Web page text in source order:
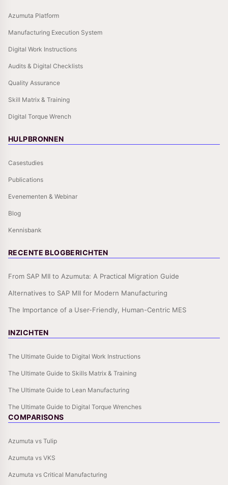
Azumuta Platform
Manufacturing Execution System
Digital Work Instructions
Audits & Digital Checklists
Quality Assurance
Skill Matrix & Training
Digital Torque Wrench
HULPBRONNEN
Casestudies
Publications
Evenementen & Webinar
Blog
Kennisbank
RECENTE BLOGBERICHTEN
From SAP MII to Azumuta: A Practical Migration Guide
Alternatives to SAP MII for Modern Manufacturing
The Importance of a User-Friendly, Human-Centric MES
INZICHTEN
The Ultimate Guide to Digital Work Instructions
The Ultimate Guide to Skills Matrix & Training
The Ultimate Guide to Lean Manufacturing
The Ultimate Guide to Digital Torque Wrenches
COMPARISONS
Azumuta vs Tulip
Azumuta vs VKS
Azumuta vs Critical Manufacturing